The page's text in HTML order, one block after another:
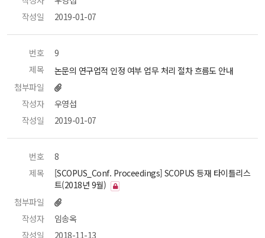
작성일
2019-01-07
번호
9
제목
논문의 연구업적 인정 여부 업무 처리 절차 흐름도 안내
첨부파일
작성자
우영섭
작성일
2019-01-07
번호
8
제목
[SCOPUS_Conf. Proceedings] SCOPUS 등재 타이틀리스
트(2018년 9월)
첨부파일
작성자
임송옥
작성일
2018-11-13